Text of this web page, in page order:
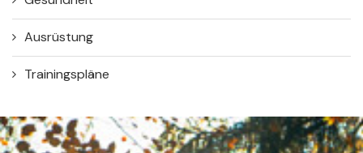
Ausrüstung
Trainingspläne